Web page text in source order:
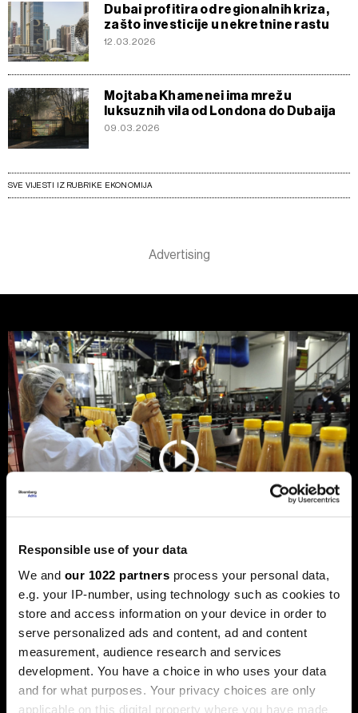
Responsible use of your data
We and our 1022 partners process your personal data,
e.g. your IP-number, using technology such as cookies to
store and access information on your device in order to
serve personalized ads and content, ad and content
measurement, audience research and services
development. You have a choice in who uses your data
and for what purposes. Your privacy choices are only
applicable on this digital property where you have made
Dubai profitira od regionalnih kriza,
zašto investicije u nekretnine rastu
12.03.2026
Mojtaba Khamenei ima mrežu
luksuznih vila od Londona do Dubaija
09.03.2026
SVE VIJESTI IZ RUBRIKE EKONOMIJA
Privreda FBiH povećala dobit za 12,3
posto, ali troškovi rada rastu
dvostruko brže
Analiza je predstavljena na zajedničkom sastanku FIA-e i
Udruženja poslodavaca Federacije BiH, gdje je istaknuto da
privatni sektor ostaje ključni nosilac ekonomskog rasta.